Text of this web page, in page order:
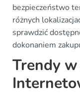
bezpieczeństwo
różnych
sprawdzić
dokonaniem
Trendy